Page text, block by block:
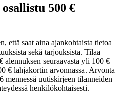
500 €
että saat aina ajankohtaista tietoa
sekä tarjouksista. Tilaa
alennuksen seuraavasta yli 100 €
€ lahjakortin arvonnassa. Arvonta
mennessä uutiskirjeen tilanneiden
henkilökohtaisesti.